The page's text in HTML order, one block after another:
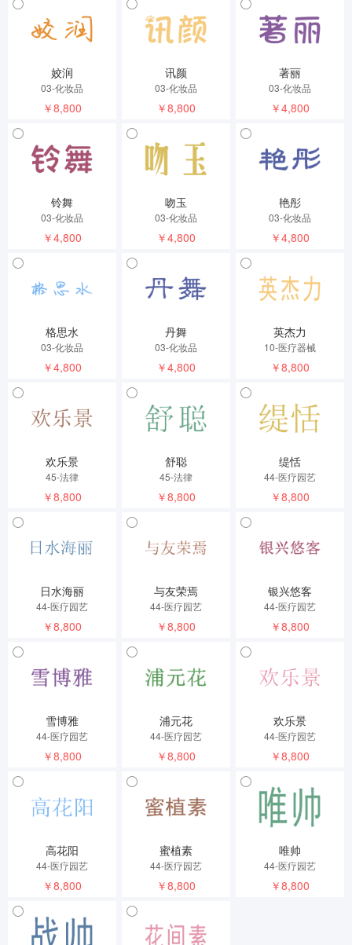
姣润
03-化妆品
￥8,800
讯颜
03-化妆品
￥8,800
著丽
03-化妆品
￥4,800
铃舞
03-化妆品
￥4,800
吻玉
03-化妆品
￥4,800
艳彤
03-化妆品
￥4,800
格思水
03-化妆品
￥4,800
丹舞
03-化妆品
￥4,800
英杰力
10-医疗器械
￥8,800
欢乐景
45-法律
￥8,800
舒聪
45-法律
￥8,800
缇恬
44-医疗园艺
￥8,800
日水海丽
44-医疗园艺
￥8,800
与友荣焉
44-医疗园艺
￥8,800
银兴悠客
44-医疗园艺
￥8,800
雪博雅
44-医疗园艺
￥8,800
浦元花
44-医疗园艺
￥8,800
欢乐景
44-医疗园艺
￥8,800
高花阳
44-医疗园艺
￥8,800
蜜植素
44-医疗园艺
￥8,800
唯帅
44-医疗园艺
￥8,800